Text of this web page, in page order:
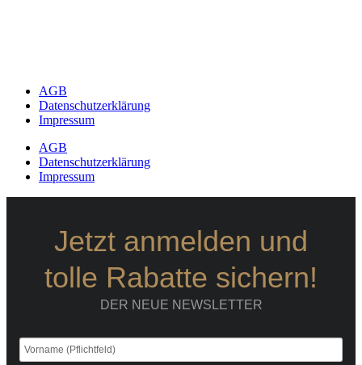
AGB
Datenschutzerklärung
Impressum
AGB
Datenschutzerklärung
Impressum
Jetzt anmelden und
tolle Rabatte sichern!
DER NEUE NEWSLETTER